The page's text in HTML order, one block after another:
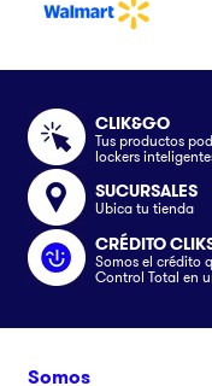
CLIK&GO
Tus productos
lockers
SUCURSALES
Ubica tu tienda
CRÉDITO
Somos el crédito
Control Total en
Somos